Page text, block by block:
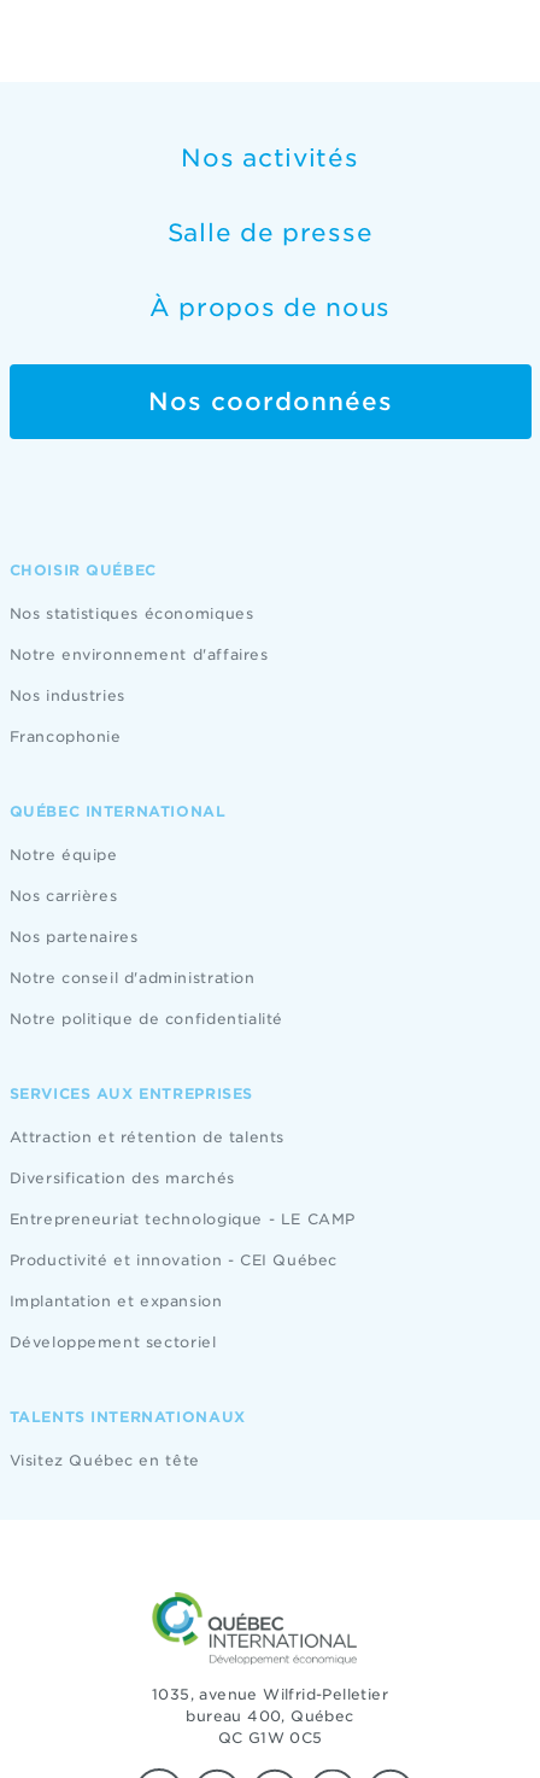
Nos activités
Salle de presse
À propos de nous
Nos coordonnées
CHOISIR QUÉBEC
Nos statistiques économiques
Notre environnement d'affaires
Nos industries
Francophonie
QUÉBEC INTERNATIONAL
Notre équipe
Nos carrières
Nos partenaires
Notre conseil d'administration
Notre politique de confidentialité
SERVICES AUX ENTREPRISES
Attraction et rétention de talents
Diversification des marchés
Entrepreneuriat technologique - LE CAMP
Productivité et innovation - CEI Québec
Implantation et expansion
Développement sectoriel
TALENTS INTERNATIONAUX
Visitez Québec en tête
1035, avenue Wilfrid-Pelletier
bureau 400, Québec
QC G1W 0C5